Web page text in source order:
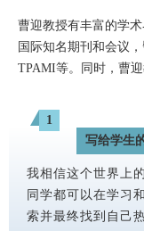
曹迎教授有丰富的学
国际知名期刊和会议
TPAMI等。同时，曹
1
写给学生
我相信这个世界上
同学都可以在学习
索并最终找到自己